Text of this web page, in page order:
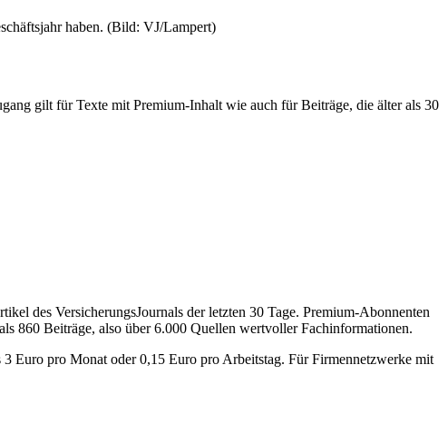
haben. (Bild: VJ/Lampert)
gilt für Texte mit Premium-Inhalt wie auch für Beiträge, die älter als 30
des VersicherungsJournals der letzten 30 Tage. Premium-Abonnenten
860 Beiträge, also über 6.000 Quellen wertvoller Fachinformationen.
Euro pro Monat oder 0,15 Euro pro Arbeitstag. Für Firmennetzwerke mit